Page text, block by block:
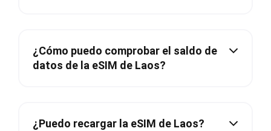
¿Cómo puedo comprobar el saldo de
datos de la eSIM de Laos?
¿Puedo recargar la eSIM de Laos?